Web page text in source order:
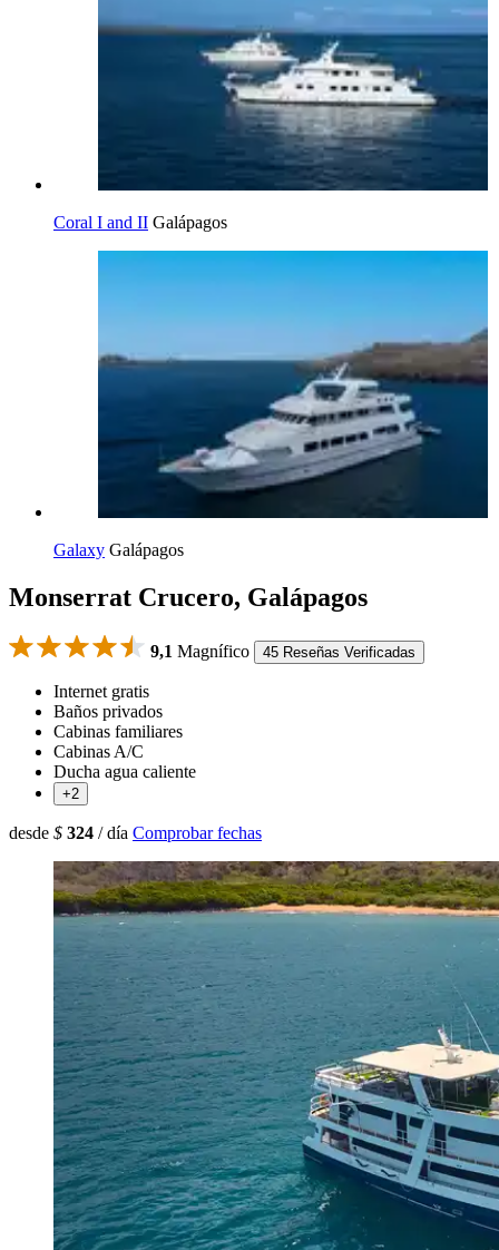
Coral I and II Galápagos
Galaxy Galápagos
Monserrat Crucero, Galápagos
9,1 Magnífico 45 Reseñas Verificadas
Internet gratis
Baños privados
Cabinas familiares
Cabinas A/C
Ducha agua caliente
+2
desde $ 324 / día Comprobar fechas